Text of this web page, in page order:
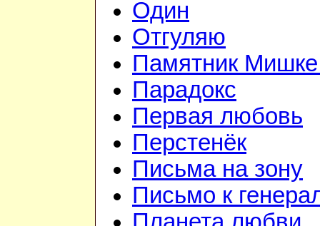
Один
Отгуляю
Памятник
Парадокс
Первая любовь
Перстенёк
Письма на зону
Письмо к